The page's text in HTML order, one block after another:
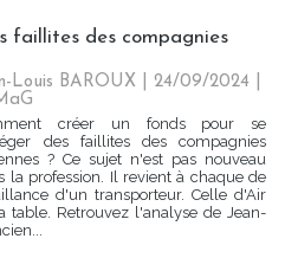
faillites des compagnies
Louis BAROUX | 24/09/2024
créer un fonds pour se
des faillites des compagnies
? Ce sujet n'est pas nouveau
la profession. Il revient à chaque de
d'un transporteur. Celle d'Air
Retrouvez l'analyse de Jean-